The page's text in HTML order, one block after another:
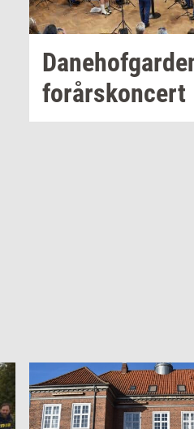
for­års­kon­cert